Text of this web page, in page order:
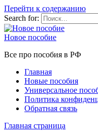
Перейти к содержанию
Search for:
Новое пособие
Все про пособия в РФ
Главная
Новые пособия
Универсальное
Политика
Обратная связь
Главная страница